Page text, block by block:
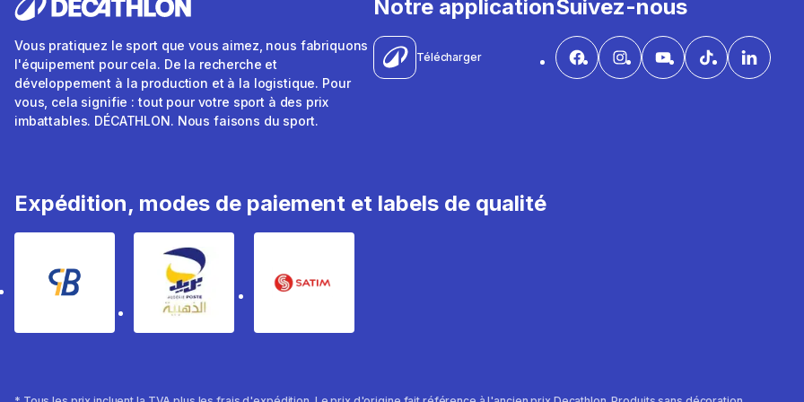
Vous pratiquez le sport que vous aimez, nous fabriquons
l'équipement pour cela. De la recherche et
développement à la production et à la logistique. Pour
vous, cela signifie : tout pour votre sport à des prix
imbattables. DÉCATHLON. Nous faisons du sport.
Notre application
Télécharger
Suivez-nous
Expédition, modes de paiement et labels de qualité